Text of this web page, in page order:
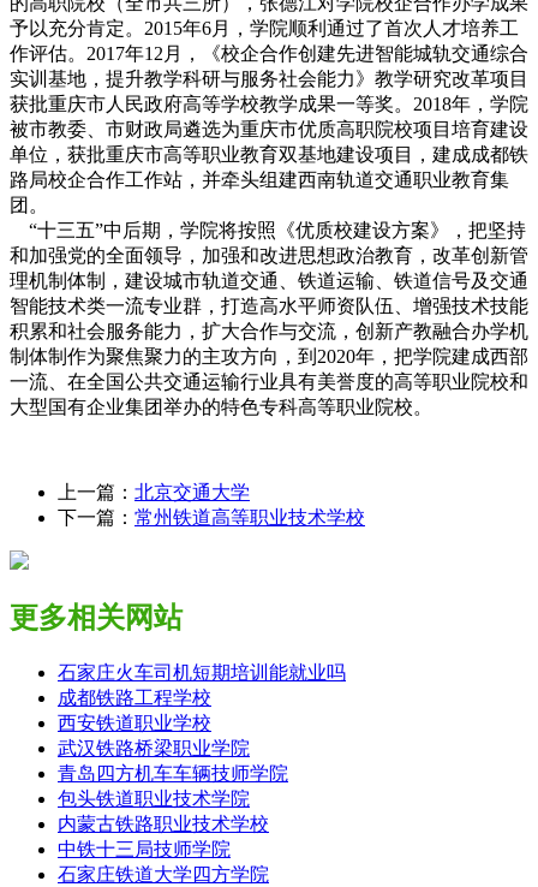
予以充分肯定。2015年6月，学院顺利通过了首次人才培养工
作评估。2017年12月，《校企合作创建先进智能城轨交通综合
实训基地，提升教学科研与服务社会能力》教学研究改革项目
获批重庆市人民政府高等学校教学成果一等奖。2018年，学院
被市教委、市财政局遴选为重庆市优质高职院校项目培育建设
单位，获批重庆市高等职业教育双基地建设项目，建成成都铁
路局校企合作工作站，并牵头组建西南轨道交通职业教育集
团。
“十三五”中后期，学院将按照《优质校建设方案》，把坚持
和加强党的全面领导，加强和改进思想政治教育，改革创新管
理机制体制，建设城市轨道交通、铁道运输、铁道信号及交通
智能技术类一流专业群，打造高水平师资队伍、增强技术技能
积累和社会服务能力，扩大合作与交流，创新产教融合办学机
制体制作为聚焦聚力的主攻方向，到2020年，把学院建成西部
一流、在全国公共交通运输行业具有美誉度的高等职业院校和
大型国有企业集团举办的特色专科高等职业院校。
上一篇： 北京交通大学
下一篇： 常州铁道高等职业技术学校
更多相关网站
石家庄火车司机短期培训能就业吗
成都铁路工程学校
​西安铁道职业学校
武汉铁路桥梁职业学院
青岛四方机车车辆技师学院
包头铁道职业技术学院
内蒙古铁路职业技术学校
中铁十三局技师学院
石家庄铁道大学四方学院